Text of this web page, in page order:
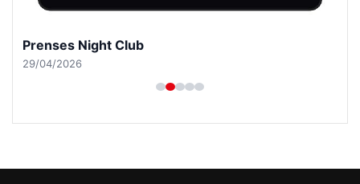
Prenses Night Club
29/04/2026